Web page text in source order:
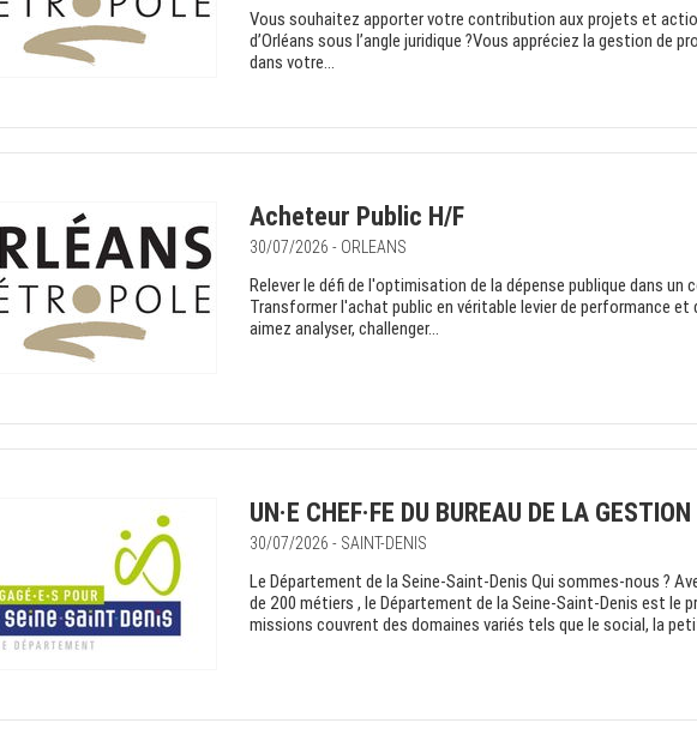
Vous souhaitez apporter votre contribution aux projets et
d’Orléans sous l’angle juridique ?Vous appréciez la gestion de
dans votre...
Acheteur Public H/F
30/07/2026 - ORLEANS
Relever le défi de l'optimisation de la dépense publique dans
Transformer l'achat public en véritable levier de performance
aimez analyser, challenger...
UN·E CHEF·FE DU BUREAU DE LA
30/07/2026 - SAINT-DENIS
Le Département de la Seine-Saint-Denis Qui sommes-nous ?
de 200 métiers , le Département de la Seine-Saint-Denis est le
missions couvrent des domaines variés tels que le social, la